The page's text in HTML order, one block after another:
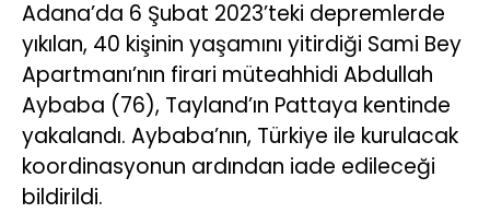
Adana’da 6 Şubat 2023’teki depremlerde
yıkılan, 40 kişinin yaşamını yitirdiği Sami Bey
Apartmanı’nın firari müteahhidi Abdullah
Aybaba (76), Tayland’ın Pattaya kentinde
yakalandı. Aybaba’nın, Türkiye ile kurulacak
koordinasyonun ardından iade edileceği
bildirildi.